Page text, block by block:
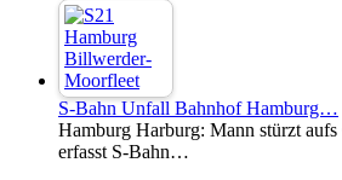
S-Bahn Unfall Bahnhof Hamburg…
Hamburg Harburg: Mann stürzt
erfasst S-Bahn…